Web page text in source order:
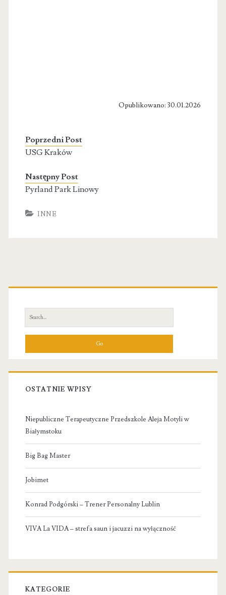
Opublikowano: 30.01.2026
Poprzedni Post
USG Kraków
Następny Post
Pyrland Park Linowy
INNE
Primary
Sidebar
Search
for:
OSTATNIE WPISY
Niepubliczne Terapeutyczne Przedszkole Aleja Motyli w
Białymstoku
Big Bag Master
Jobimet
Konrad Podgórski – Trener Personalny Lublin
VIVA La VIDA – strefa saun i jacuzzi na wyłączność
KATEGORIE